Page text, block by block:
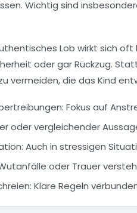
Wichtig sind
Lob wirkt sich
oder gar Rückzug.
vermeiden, die das Kind
: Fokus auf
oder vergleichender
: Auch in stressigen
oder Trauer
: Klare Regeln